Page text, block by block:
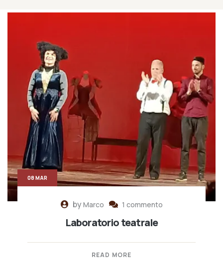
byMarco 1 commento
Laboratorio teatrale
READ MORE
08 MAR